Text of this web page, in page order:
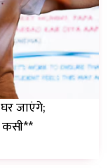
जाएंगे;
कसी**